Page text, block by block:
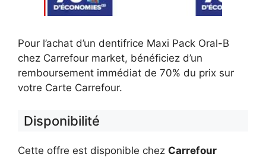
Pour l’achat d’un dentifrice Maxi Pack Oral-B
chez Carrefour market, bénéficiez d’un
remboursement immédiat de 70% du prix sur
votre Carte Carrefour.
Disponibilité
Cette offre est disponible chez Carrefour